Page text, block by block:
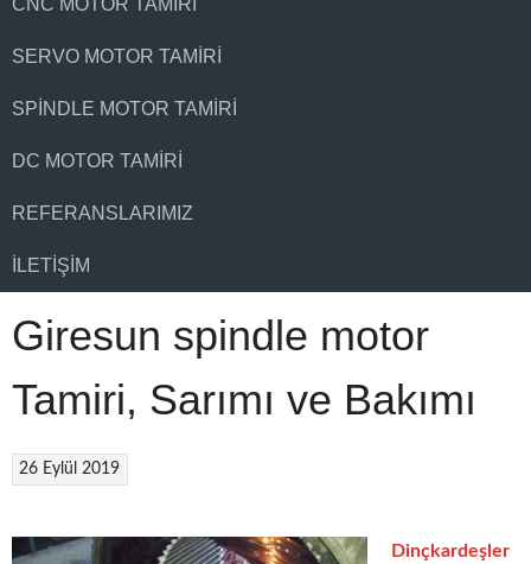
CNC MOTOR TAMIRI
SERVO MOTOR TAMIRI
SPINDLE MOTOR TAMIRI
DC MOTOR TAMIRI
REFERANSLARIMIZ
İLETIŞIM
Giresun spindle motor
Tamiri, Sarımı ve Bakımı
26 Eylül 2019
Dinçkardeşler